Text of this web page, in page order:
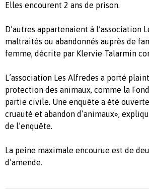
Elles encourent 2 ans de prison.
D’autres appartenaient à
maltraités ou abandonnés auprès de
femme, décrite par Klervie Talarmin
L’association Les Alfredes a porté
protection des animaux, comme la
partie civile. Une enquête a été
cruauté et abandon d’animaux»,
de l’enquête.
La peine maximale encourue est de
d’amende.